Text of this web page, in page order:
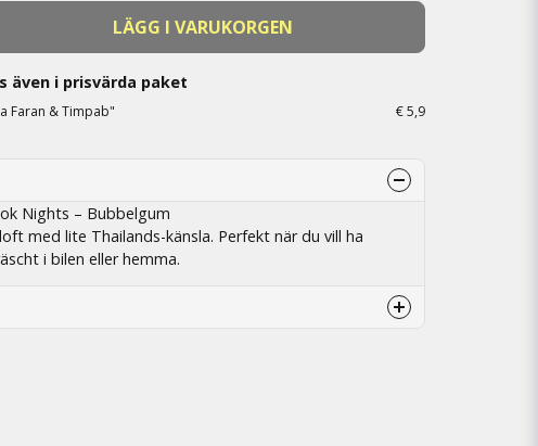
LÄGG I VARUKORGEN
även i prisvärda paket
Faran & Timpab" € 5,9
Nights – Bubbelgum
med lite Thailands-känsla. Perfekt när du vill ha
i bilen eller hemma.